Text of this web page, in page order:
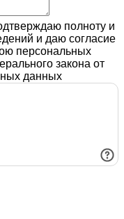
полноту и
и даю согласие
персональных
закона от
данных